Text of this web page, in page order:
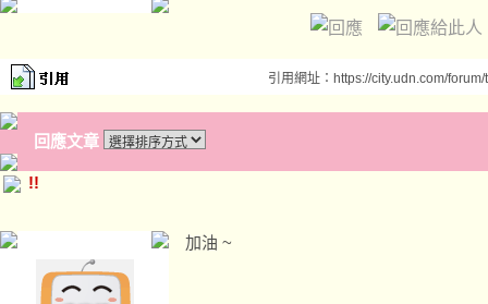
引用網址：https://city.udn.com/
回應文章
!!
加油 ~